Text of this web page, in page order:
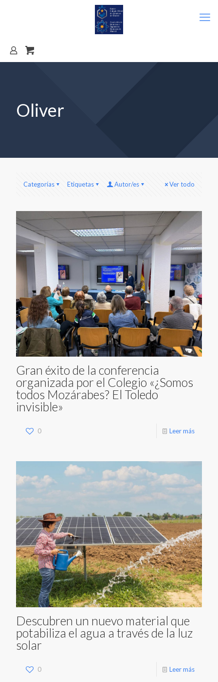
Oliver
Categorías Etiquetas Autor/es Ver todo
Gran éxito de la conferencia
organizada por el Colegio «¿Somos
todos Mozárabes? El Toledo
invisible»
0 Leer más
Descubren un nuevo material que
potabiliza el agua a través de la luz
solar
0 Leer más